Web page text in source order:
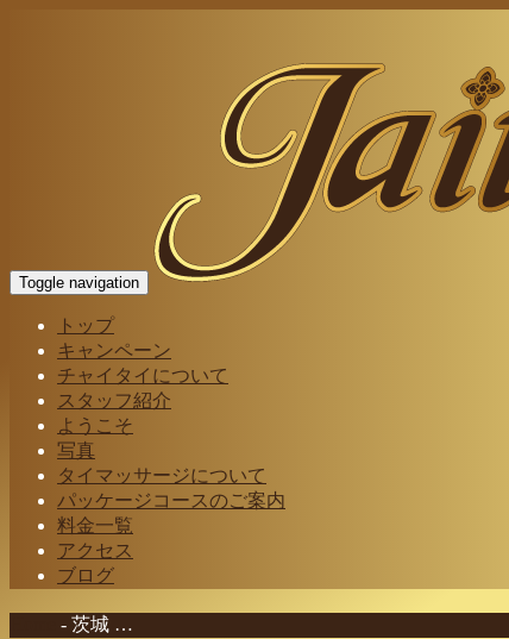
Toggle navigation
トップ
キャンペーン
チャイタイについて
スタッフ紹介
ようこそ
写真
タイマッサージについて
パッケージコースのご案内
料金一覧
アクセス
ブログ
- 茨城 …